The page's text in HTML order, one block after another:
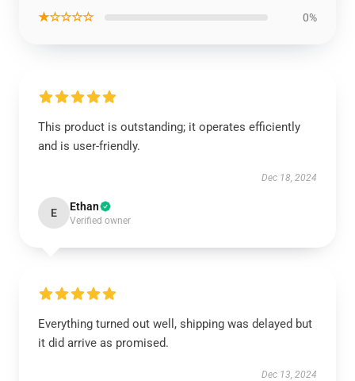
★☆☆☆☆ 0%
This product is outstanding; it operates efficiently
and is user-friendly.
Dec 18, 2024
E Ethan
Verified owner
Everything turned out well, shipping was delayed but
it did arrive as promised.
Dec 13, 2024